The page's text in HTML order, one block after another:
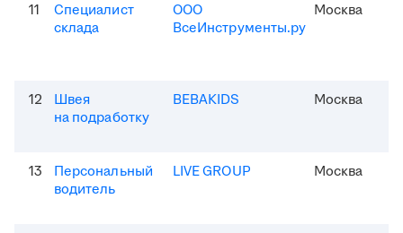
11
Специалист
склада
ООО
ВсеИнструменты.ру
Москва
12
Швея
на подработку
BEBAKIDS Москва
13
Персональный
водитель
LIVE GROUP Москва